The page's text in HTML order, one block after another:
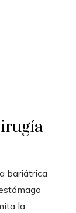
bariátrica
la